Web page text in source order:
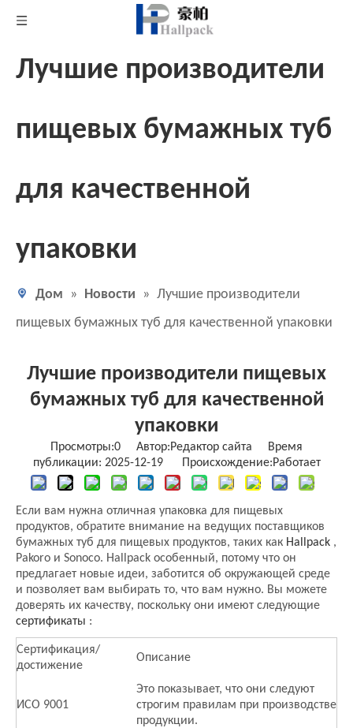
Лучшие производители
пищевых бумажных туб
для качественной
упаковки
Дом » Новости » Лучшие производители
пищевых бумажных туб для качественной упаковки
Лучшие производители пищевых
бумажных туб для качественной
упаковки
Просмотры:0 Автор:Pедактор сайта Время
публикации: 2025-12-19 Происхождение:Работает
Если вам нужна отличная упаковка для пищевых
продуктов, обратите внимание на ведущих поставщиков
бумажных туб для пищевых продуктов, таких как Hallpack ,
Pakoro и Sonoco. Hallpack особенный, потому что он
предлагает новые идеи, заботится об окружающей среде
и позволяет вам выбирать то, что вам нужно. Вы можете
доверять их качеству, поскольку они имеют следующие
сертификаты :
Сертификация/
достижение
Описание
ИСО 9001
Это показывает, что они следуют
строгим правилам при производстве
продукции.